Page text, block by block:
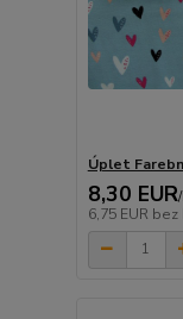
Úplet
8,30 EUR/
6,75 EUR bez